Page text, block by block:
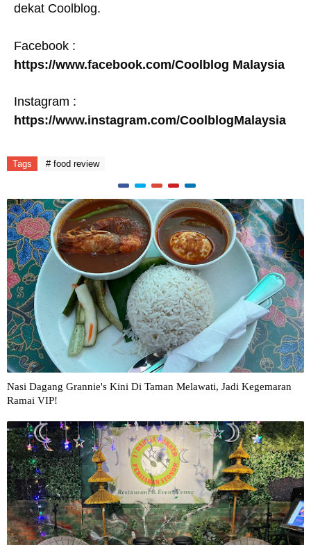
dekat Coolblog.
Facebook :
https://www.facebook.com/Coolblog Malaysia
Instagram :
https://www.instagram.com/CoolblogMalaysia
Tags # food review
Nasi Dagang Grannie's Kini Di Taman Melawati, Jadi Kegemaran
Ramai VIP!